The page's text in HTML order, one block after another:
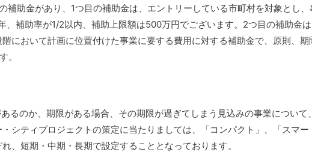
補助金があり、1つ目の補助金は、エントリーしている市町村を対象とし
、補助率が1/2以内、補助上限額は500万円でございます。2つ目の補助金
において計画に位置付けた事業に要する費用に対する補助金で、原則、
。
のか、期限がある場合、その期限が過ぎてしまう見込みの事業について
シティプロジェクトの策定に当たりましては、「コンパクト」、「スマ
、短期・中期・長期で設定することとなっております。